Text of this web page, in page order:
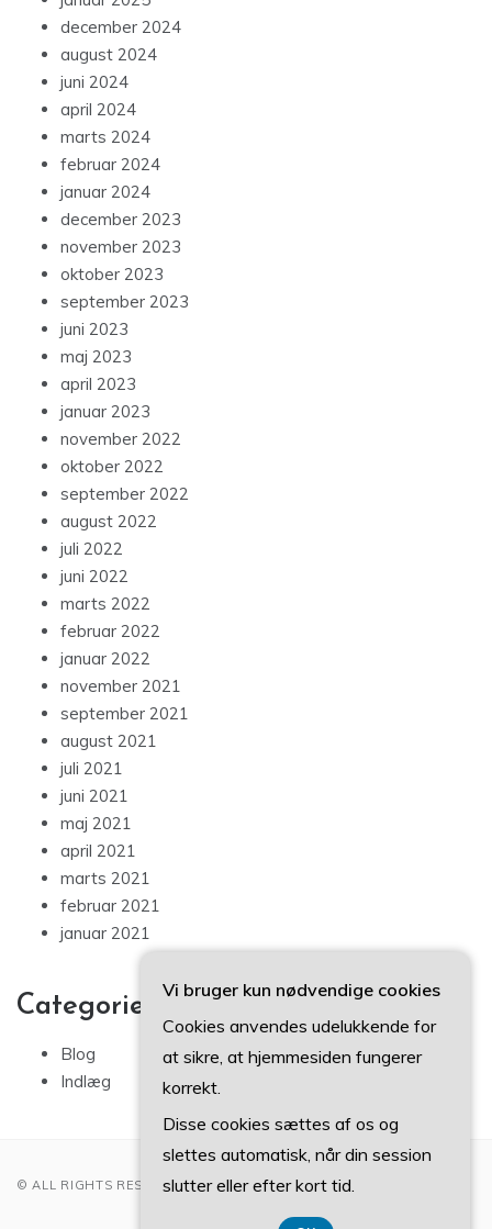
december 2024
august 2024
juni 2024
april 2024
marts 2024
februar 2024
januar 2024
december 2023
november 2023
oktober 2023
september 2023
juni 2023
maj 2023
april 2023
januar 2023
november 2022
oktober 2022
september 2022
august 2022
juli 2022
juni 2022
marts 2022
februar 2022
januar 2022
november 2021
september 2021
august 2021
juli 2021
juni 2021
maj 2021
april 2021
marts 2021
februar 2021
januar 2021
Categories
Blog
Indlæg
© ALL RIGHTS RESERVED 2022
Vi bruger kun nødvendige cookies
Cookies anvendes udelukkende for
at sikre, at hjemmesiden fungerer
korrekt.
Disse cookies sættes af os og
slettes automatisk, når din session
slutter eller efter kort tid.